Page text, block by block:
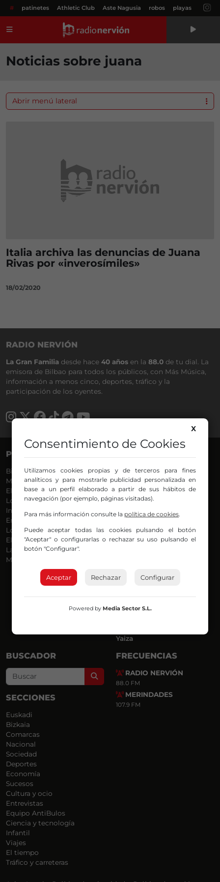
# patinetes Athletic Club Aste Nagusia robos playas
Noticias sobre juana
Italia archiva las denuncias de Juana
Rivas por «inverosímiles»
18/02/2020
Abrir menú lateral
RADIO NERVIÓN
La Gran Familia desde hace 40 años en la 88.0 de tu dial. La
emisora de Bilbao para todos los públicos, con Más Música,
información a menos cinco, deportes, tráfico y la
participación de los oyentes.
PROGRAMAS
Bilbosport
Más Música
El Madrugador
Lo Más Nuevo
Informativos
En Ruta
Locos por la Música
El Supermadrugador
La Mañana de Radio Nervión
Más Madrugada
Agurtzane
Belén Ollero
Dani
Eduardo
Eva Argote
Endika
Iker
Iñigo
Joseba
Mar y Cielo
Miguel Ángel
Yaiza
BUSCADOR
Search
SECCIONES
Euskadi
Bizkaia
Comarcas
Nacional
Sociedad
Deportes
Economía
Sucesos
Cultura y ocio
Entrevistas
Equipo AntiBulos
Ciencia y tecnología
Infantil
Viajes
El tiempo
Tráfico y carreteras
FRECUENCIAS
RADIO NERVIÓN
88.0 FM
MERINDADES
107.9 FM
X
Consentimiento de Cookies
Utilizamos cookies propias y de terceros para fines
analíticos y para mostrarle publicidad personalizada en
base a un perfil elaborado a partir de sus hábitos de
navegación (por ejemplo, páginas visitadas).
Para más información consulte la política de cookies.
Puede aceptar todas las cookies pulsando el botón
"Aceptar" o configurarlas o rechazar su uso pulsando el
botón "Configurar".
Aceptar Rechazar Configurar
Powered by Media Sector S.L.